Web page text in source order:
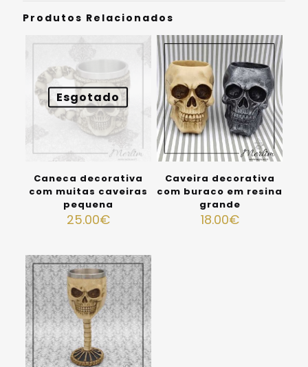
Produtos Relacionados
Esgotado
Caneca decorativa
com muitas caveiras
pequena
25.00€
Caveira decorativa
com buraco em resina
grande
18.00€
Em promoção